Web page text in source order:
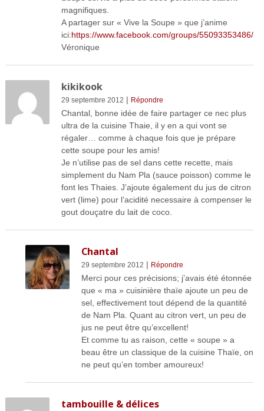
magnifiques.
A partager sur « Vive la Soupe » que j’anime
ici:https://www.facebook.com/groups/55093353486/
Véronique
kikikook
29 septembre 2012 | Répondre
Chantal, bonne idée de faire partager ce nec plus
ultra de la cuisine Thaie, il y en a qui vont se
régaler… comme à chaque fois que je prépare
cette soupe pour les amis!
Je n’utilise pas de sel dans cette recette, mais
simplement du Nam Pla (sauce poisson) comme le
font les Thaies. J’ajoute également du jus de citron
vert (lime) pour l’acidité necessaire à compenser le
gout douçatre du lait de coco.
Chantal
29 septembre 2012 | Répondre
Merci pour ces précisions; j’avais été étonnée
que « ma » cuisinière thaïe ajoute un peu de
sel, effectivement tout dépend de la quantité
de Nam Pla. Quant au citron vert, un peu de
jus ne peut être qu’excellent!
Et comme tu as raison, cette « soupe » a
beau être un classique de la cuisine Thaïe, on
ne peut qu’en tomber amoureux!
tambouille & délices